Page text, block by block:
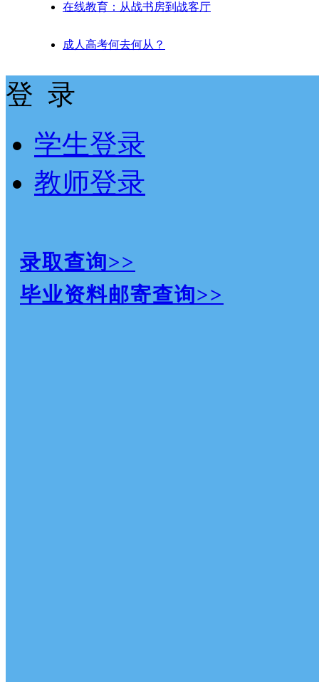
在线教育：从战书房到战客厅
成人高考何去何从？
登 录
学生登录
教师登录
录取查询>>
毕业资料邮寄查询>>